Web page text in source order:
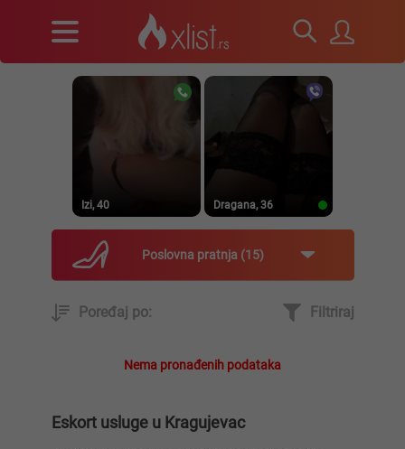
Izi, 40 Dragana, 36
Poslovna pratnja 15
Poređaj po: Filtriraj
Nema pronađenih podataka
Eskort usluge u Kragujevac